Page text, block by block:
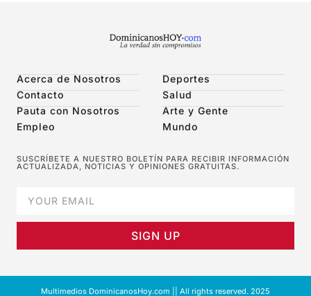
Acerca de Nosotros
Contacto
Pauta con Nosotros
Empleo
Deportes
Salud
Arte y Gente
Mundo
SUSCRÍBETE A NUESTRO BOLETÍN PARA RECIBIR INFORMACIÓN
ACTUALIZADA, NOTICIAS Y OPINIONES GRATUITAS.
SIGN UP
Multimedios DominicanosHoy.com || All rights reserved. 2025